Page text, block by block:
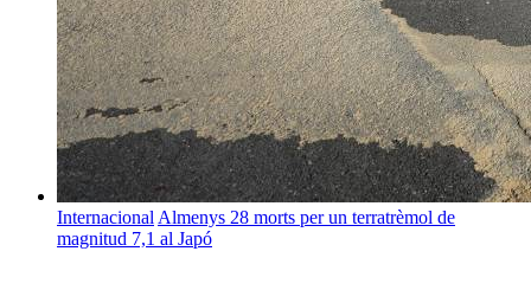
Internacional Almenys 28 morts per un terratrèmol de
magnitud 7,1 al Japó